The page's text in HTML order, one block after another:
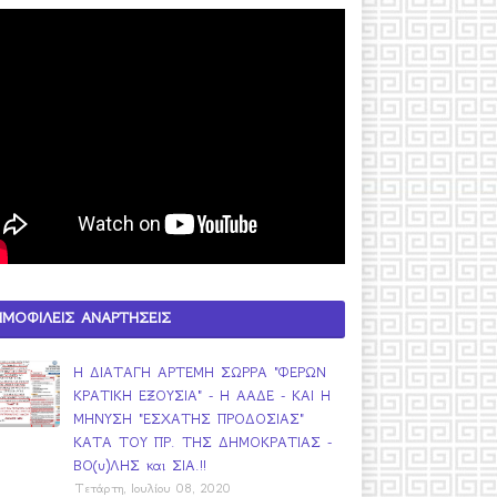
ΑΝΑΡΤΗΣΕΙΣ
Η ΔΙΑΤΑΓΗ ΑΡΤΕΜΗ ΣΩΡΡΑ "ΦΕΡΩΝ
ΚΡΑΤΙΚΗ ΕΞΟΥΣΙΑ" - Η ΑΑΔΕ - ΚΑΙ Η
ΜΗΝΥΣΗ "ΕΣΧΑΤΗΣ ΠΡΟΔΟΣΙΑΣ"
ΚΑΤΑ ΤΟΥ ΠΡ. ΤΗΣ ΔΗΜΟΚΡΑΤΙΑΣ -
ΒΟ(υ)ΛΗΣ και ΣΙΑ.!!
Τετάρτη, Ιουλίου 08, 2020